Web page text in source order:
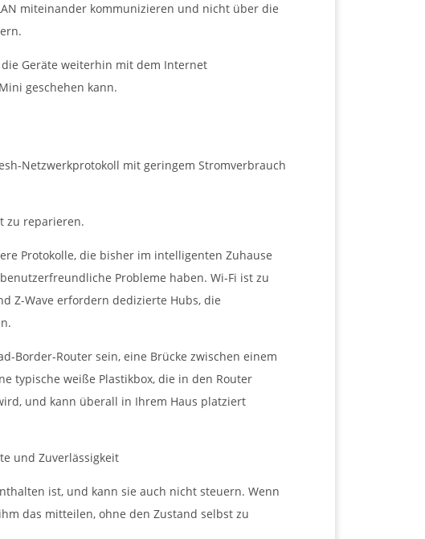
miteinander kommunizieren und nicht über die
Geräte weiterhin mit dem Internet
geschehen kann.
Netzwerkprotokoll mit geringem Stromverbrauch
zu reparieren.
Protokolle, die bisher im intelligenten Zuhause
Probleme haben. Wi-Fi ist zu
Z-Wave erfordern dedizierte Hubs, die
Border-Router sein, eine Brücke zwischen einem
typische weiße Plastikbox, die in den Router
und kann überall in Ihrem Haus platziert
und Zuverlässigkeit
ist, und kann sie auch nicht steuern. Wenn
das mitteilen, ohne den Zustand selbst zu